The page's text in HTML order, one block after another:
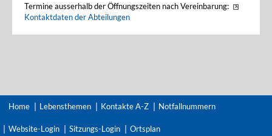
Termine ausserhalb der Öffnungszeiten nach Vereinbarung:
Kontaktdaten der Abteilungen
Home Lebensthemen Kontakte A-Z Notfallnummern
Website-Login Sitzungs-Login Ortsplan